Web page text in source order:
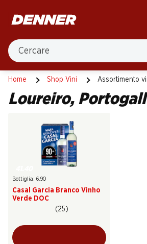
Cercare
Home Shop Vini Assortimento
Loureiro,
Portogallo
Bottiglia: 6.90
Casal Garcia Branco Vinho
Verde DOC
(25)